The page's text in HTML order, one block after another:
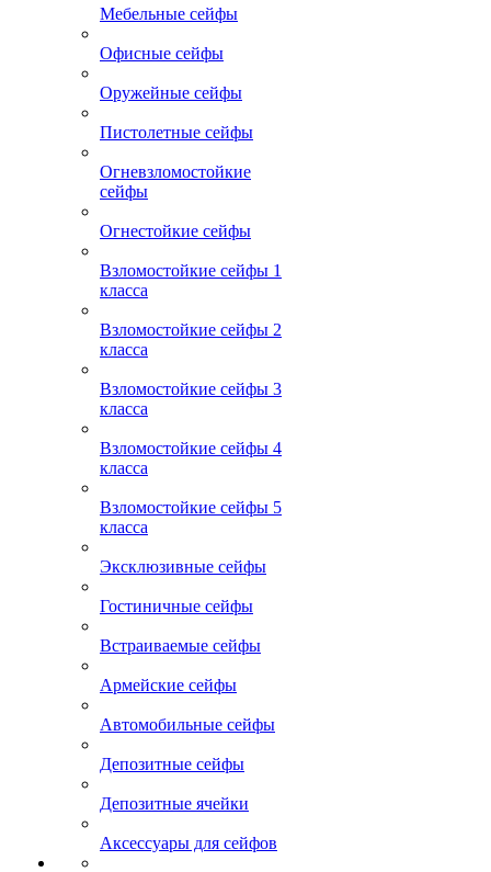
Мебельные сейфы
Офисные сейфы
Оружейные сейфы
Пистолетные сейфы
Огневзломостойкие
сейфы
Огнестойкие сейфы
Взломостойкие сейфы 1
класса
Взломостойкие сейфы 2
класса
Взломостойкие сейфы 3
класса
Взломостойкие сейфы 4
класса
Взломостойкие сейфы 5
класса
Эксклюзивные сейфы
Гостиничные сейфы
Встраиваемые сейфы
Армейские сейфы
Автомобильные сейфы
Депозитные сейфы
Депозитные ячейки
Аксессуары для сейфов